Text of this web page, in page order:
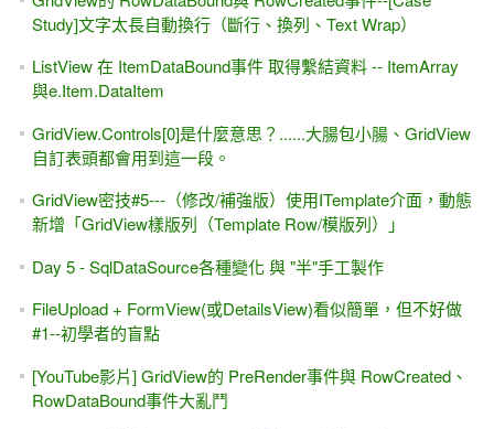
Study]文字太長自動換行（斷行、換列、Text Wrap）
ListView 在 ItemDataBound事件 取得繫結資料 -- ItemArray
與e.Item.DataItem
GridView.Controls[0]是什麼意思？......大腸包小腸、GridView
自訂表頭都會用到這一段。
GridView密技#5---（修改/補強版）使用ITemplate介面，動態
新增「GridView樣版列（Template Row/模版列）」
Day 5 - SqlDataSource各種變化 與 "半"手工製作
FileUpload + FormView(或DetailsView)看似簡單，但不好做
#1--初學者的盲點
[YouTube影片] GridView的 PreRender事件與 RowCreated、
RowDataBound事件大亂鬥